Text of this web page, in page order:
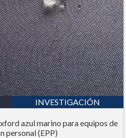
INVESTIGACIÓN
azul marino para equipos de
personal (EPP)